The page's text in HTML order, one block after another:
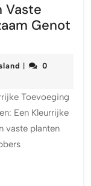
Vaste
Genot
0
Toevoeging
Een Kleurrijke
vaste planten